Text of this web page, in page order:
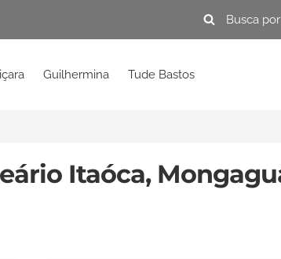
Guilhermina Tude Bastos
Itaóca,